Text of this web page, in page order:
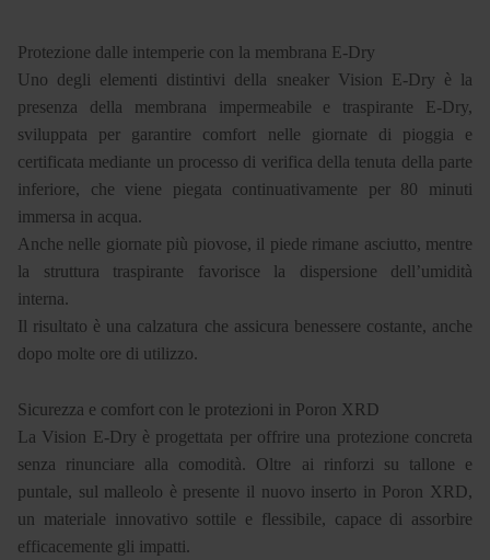
Protezione dalle intemperie con la membrana E-Dry
Uno degli elementi distintivi della sneaker Vision E-Dry è la
presenza della membrana impermeabile e traspirante E-Dry,
sviluppata per garantire comfort nelle giornate di pioggia e
certificata mediante un processo di verifica della tenuta della parte
inferiore, che viene piegata continuativamente per 80 minuti
immersa in acqua.
Anche nelle giornate più piovose, il piede rimane asciutto, mentre
la struttura traspirante favorisce la dispersione dell’umidità
interna.
Il risultato è una calzatura che assicura benessere costante, anche
dopo molte ore di utilizzo.
Sicurezza e comfort con le protezioni in Poron XRD
La Vision E-Dry è progettata per offrire una protezione concreta
senza rinunciare alla comodità. Oltre ai rinforzi su tallone e
puntale, sul malleolo è presente il nuovo inserto in Poron XRD,
un materiale innovativo sottile e flessibile, capace di assorbire
efficacemente gli impatti.